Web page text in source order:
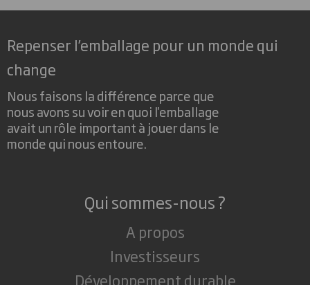
Repenser l’emballage pour un monde qui
change
Nous faisons la différence parce que
nous avons su voir en quoi l'emballage
avait un rôle important à jouer dans le
monde qui nous entoure.
Qui sommes-nous ?
A propos
Investisseurs
Développement durable